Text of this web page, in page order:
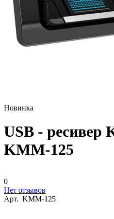
Новинка
USB - ресивер
KMM-125
0
Нет отзывов
Арт. KMM-125